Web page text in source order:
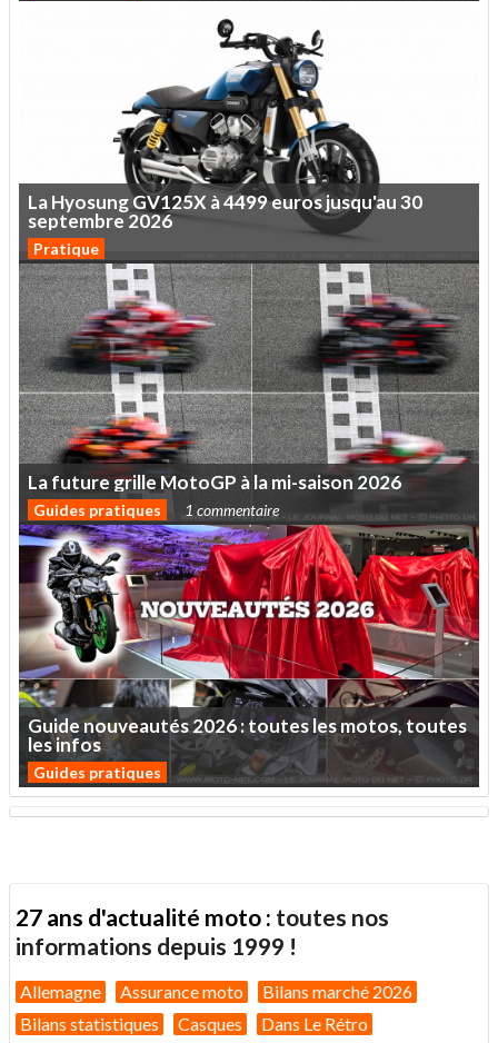
LaHyosungGV125X à4499eurosjusqu'au30
septembre2026
Pratique
Lafuturegrille MotoGP àlami-saison 2026
Guides pratiques 1 commentaire
Guidenouveautés2026:touteslesmotos,toutes
lesinfos
Guides pratiques
27 ans d'actualité moto : toutes nos
informations depuis 1999 !
Allemagne Assurance moto
Bilans marché 2026
Bilans statistiques
Casques Dans Le Rétro